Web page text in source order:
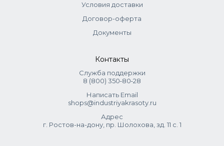
Условия доставки
Договор-оферта
Документы
Контакты
Служба поддержки
8 (800) 350‑80‑28
Написать Email
shops@industriyakrasoty.ru
Адрес
г. Ростов-на-дону, пр. Шолохова, зд. 11 с. 1